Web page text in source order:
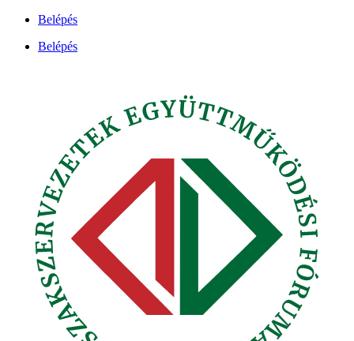
Ugrás
tartalomhoz
Belépés
Belépés